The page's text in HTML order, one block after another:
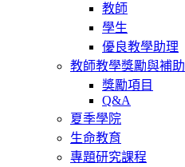
教師
學生
優良教學助理
教師教學獎勵與補助
獎勵項目
Q&A
夏季學院
生命教育
專題研究課程